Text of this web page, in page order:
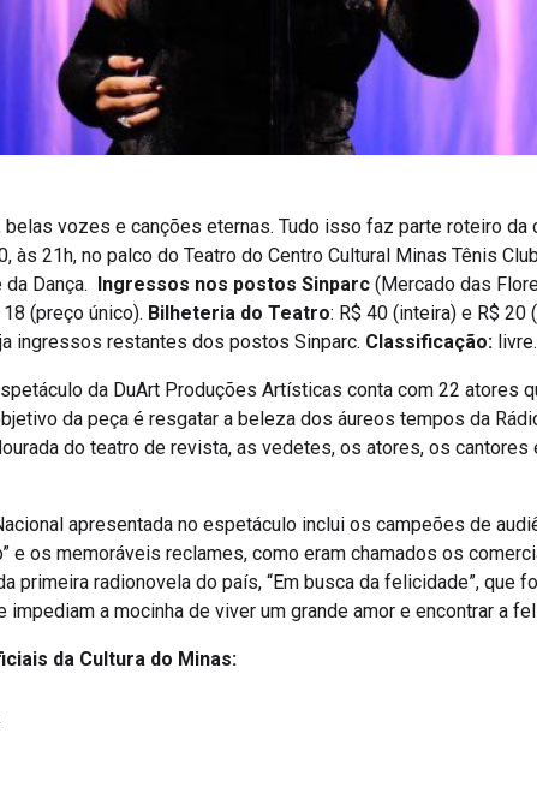
vozes e canções eternas. Tudo isso faz parte roteiro da
às 21h, no palco do Teatro do Centro Cultural Minas Tênis
Dança.
Ingressos nos postos Sinparc (Mercado das
(preço único). Bilheteria do Teatro: R$ 40 (inteira) e R$ 20
ingressos restantes dos postos Sinparc. Classificação: livre.
da DuArt Produções Artísticas conta com 22 atores
da peça é resgatar a beleza dos áureos tempos da
do teatro de revista, as vedetes, os atores, os
apresentada no espetáculo inclui os campeões de
e os memoráveis reclames, como eram chamados os
primeira radionovela do país, “Em busca da felicidade”, que
impediam a mocinha de viver um grande amor e encontrar a
da Cultura do Minas: